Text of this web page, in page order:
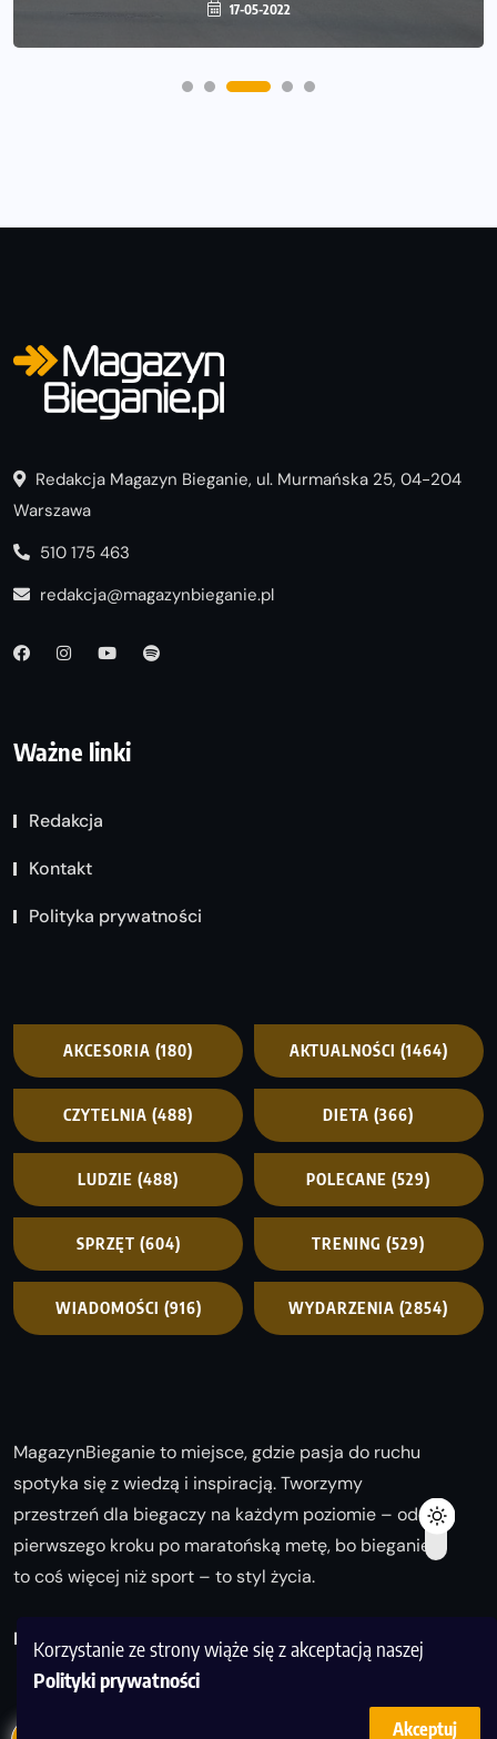
Korzystanie ze strony wiąże się z akceptacją naszej
Polityki prywatności
Akceptuj
17-05-2022
Redakcja Magazyn Bieganie, ul. Murmańska 25, 04-204
Warszawa
510 175 463
redakcja@magazynbieganie.pl
Ważne linki
Redakcja
Kontakt
Polityka prywatności
AKCESORIA (180) AKTUALNOŚCI (1464)
CZYTELNIA (488) DIETA (366)
LUDZIE (488) POLECANE (529)
SPRZĘT (604) TRENING (529)
WIADOMOŚCI (916) WYDARZENIA (2854)
MagazynBieganie to miejsce, gdzie pasja do ruchu
spotyka się z wiedzą i inspiracją. Tworzymy
przestrzeń dla biegaczy na każdym poziomie – od
pierwszego kroku po maratońską metę, bo bieganie
to coś więcej niż sport – to styl życia.
Biegaj z nami i odkrywaj swoją najlepszą wersję!